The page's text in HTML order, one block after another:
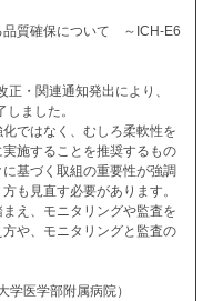
品質確保について ～ICH-E6
・関連通知発出により、
ました。
ではなく、むしろ柔軟性を
施することを推奨するもの
基づく取組の重要性が強調
も見直す必要があります。
え、モニタリングや監査を
や、モニタリングと監査の
学医学部附属病院）